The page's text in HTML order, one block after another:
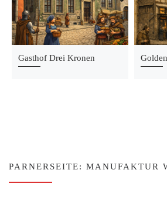
Gasthof Drei Kronen
PARNERSEITE: MANUFAKTUR